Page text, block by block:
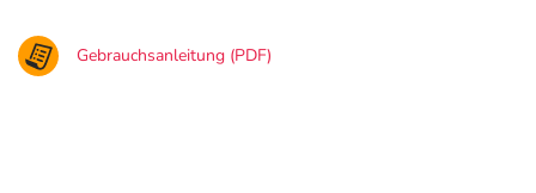
Gebrauchsanleitung (PDF)